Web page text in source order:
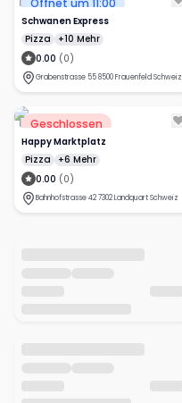
Öffnet um 11:00
Schwanen Express
Pizza
+10 Mehr
0.00 (0)
Grabenstrasse 55 8500 Frauenfeld Schweiz
Geschlossen
Happy Marktplatz
Pizza
+6 Mehr
0.00 (0)
Bahnhofstrasse 42 7302 Landquart Schweiz